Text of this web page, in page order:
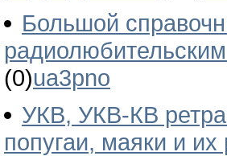
Большой
(0)ua3pno
УКВ, УКВ-КВ
попугаи, маяки и их